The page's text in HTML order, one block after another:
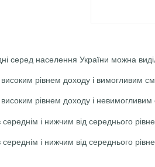
серед населення України можна
високим рівнем доходу і вимогливим
високим рівнем доходу і
середнім і нижчим від середнього
середнім і нижчим від середнього